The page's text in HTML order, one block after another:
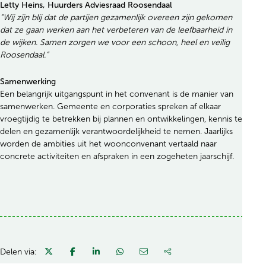
Letty Heins, Huurders Adviesraad Roosendaal
“Wij zijn blij dat de partijen gezamenlijk overeen zijn gekomen
dat ze gaan werken aan het verbeteren van de leefbaarheid in
de wijken. Samen zorgen we voor een schoon, heel en veilig
Roosendaal.”
Samenwerking
Een belangrijk uitgangspunt in het convenant is de manier van
samenwerken. Gemeente en corporaties spreken af elkaar
vroegtijdig te betrekken bij plannen en ontwikkelingen, kennis te
delen en gezamenlijk verantwoordelijkheid te nemen. Jaarlijks
worden de ambities uit het woonconvenant vertaald naar
concrete activiteiten en afspraken in een zogeheten jaarschijf.
Delen via: